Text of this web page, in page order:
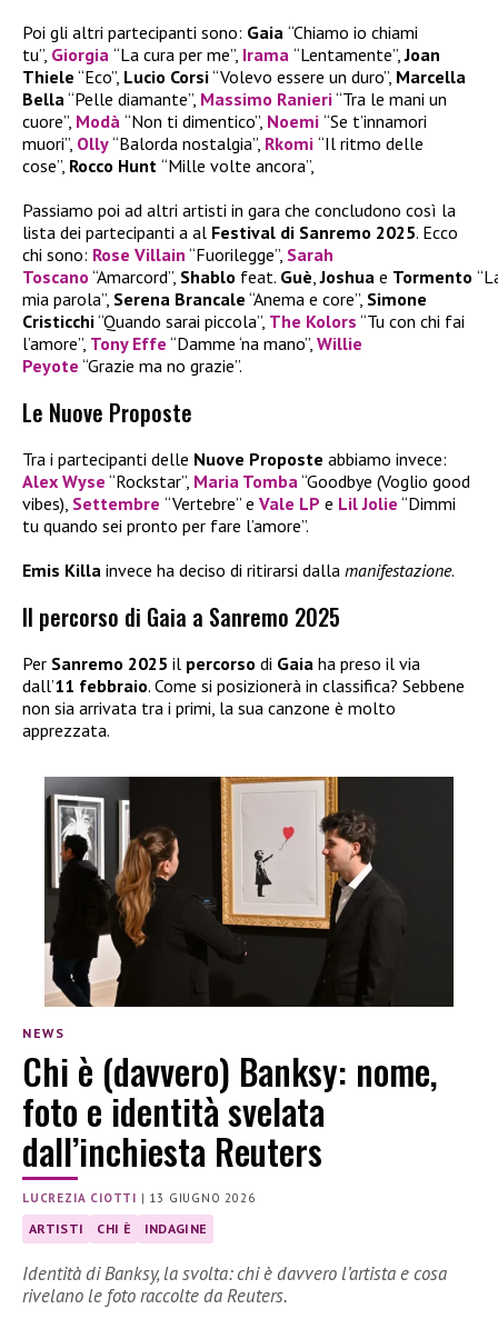
Poi gli altri partecipanti sono: Gaia “Chiamo io chiami
tu”, Giorgia “La cura per me”, Irama “Lentamente”,Joan
Thiele “Eco”, Lucio Corsi“Volevo essere un duro”, Marcella
Bella “Pelle diamante”, Massimo Ranieri“Tra le mani un
cuore”, Modà “Non ti dimentico”, Noemi “Se t’innamori
muori”, Olly“Balorda nostalgia”, Rkomi “Il ritmo delle
cose”, Rocco Hunt “Mille volte ancora”,
Passiamo poi ad altri artisti in gara che concludono così la
lista dei partecipanti a al Festival di Sanremo 2025. Ecco
chi sono: Rose Villain “Fuorilegge”, Sarah
Toscano “Amarcord”, Shablo feat. Guè ,Joshua e Tormento
mia parola”, Serena Brancale “Anema e core”, Simone
Cristicchi“Quando sarai piccola”, The Kolors “Tu con chi fai
l’amore”, Tony Effe “Damme ‘na mano”, Willie
Peyote “Grazie ma no grazie”.
Le Nuove Proposte
Tra i partecipanti delle Nuove Proposte abbiamo invece:
Alex Wyse “Rockstar”, Maria Tomba “Goodbye (Voglio good
vibes), Settembre “Vertebre” e Vale LP e Lil Jolie “Dimmi
tu quando sei pronto per fare l’amore”.
Emis Killa invece ha deciso di ritirarsi dalla manifestazione.
Il percorso di Gaia a Sanremo 2025
Per Sanremo 2025 il percorso di Gaia ha preso il via
dall’11 febbraio. Come si posizionerà in classifica? Sebbene
non sia arrivata tra i primi, la sua canzone è molto
apprezzata.
NEWS
Chi è (davvero) Banksy: nome,
foto e identità svelata
dall’inchiesta Reuters
LUCREZIA CIOTTI | 13 GIUGNO 2026
ARTISTI CHI È INDAGINE
Identità di Banksy, la svolta: chi è davvero l’artista e cosa
rivelano le foto raccolte da Reuters.